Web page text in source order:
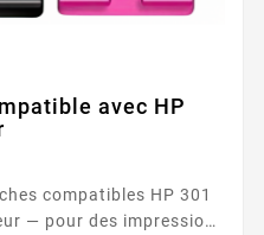
avec HP
301